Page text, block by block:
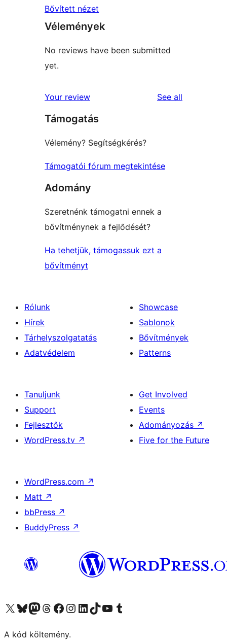
Bővített nézet
Vélemények
No reviews have been submitted
yet.
Your review See all
Támogatás
Vélemény? Segítségkérés?
Támogatói fórum megtekintése
Adomány
Szeretnénk támogatni ennek a
bővítménynek a fejlődését?
Ha tehetjük, támogassuk ezt a
bővítményt
Rólunk
Hírek
Tárhelyszolgatatás
Adatvédelem
Showcase
Sablonok
Bővítmények
Patterns
Tanuljunk
Support
Fejlesztők
WordPress.tv ↗
Get Involved
Events
Adományozás ↗
Five for the Future
WordPress.com ↗
Matt ↗
bbPress ↗
BuddyPress ↗
Visit our X (formerly Twitter) account
Visit our Bluesky account
Twitter csatornánk
Visit our Threads account
Facebook oldalunk megtekintése
Visit our Instagram account
Visit our LinkedIn account
Visit our TikTok account
Visit our YouTube channel
Visit our Tumblr account
A kód költemény.